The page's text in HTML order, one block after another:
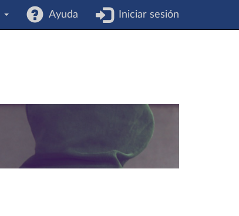
Ayuda Iniciar sesión